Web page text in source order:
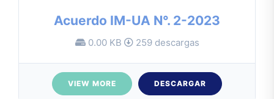
Acuerdo IM-UA N°. 2-2023
0.00 KB 259 descargas
VIEW MORE DESCARGAR